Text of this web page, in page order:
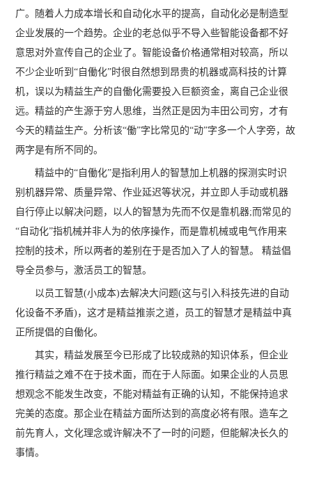
广。随着人力成本增长和自动化水平的提高，自动化必是制造型
企业发展的一个趋势。企业的老总似乎不导入些智能设备都不好
意思对外宣传自己的企业了。智能设备价格通常相对较高，所以
不少企业听到“自働化”时很自然想到昂贵的机器或高科技的计算
机，误以为精益生产的自働化需要投入巨额资金，离自己企业很
远。精益的产生源于穷人思维，当然正是因为丰田公司穷，才有
今天的精益生产。分析该“働”字比常见的“动”字多一个人字旁，故
两字是有所不同的。
精益中的“自働化”是指利用人的智慧加上机器的探测实时识
别机器异常、质量异常、作业延迟等状况，并立即人手动或机器
自行停止以解决问题，以人的智慧为先而不仅是靠机器;而常见的
“自动化”指机械并非人为的依序操作，而是靠机械或电气作用来
控制的技术，所以两者的差别在于是否加入了人的智慧。 精益倡
导全员参与，激活员工的智慧。
以员工智慧(小成本)去解决大问题(这与引入科技先进的自动
化设备不矛盾)，这才是精益推崇之道，员工的智慧才是精益中真
正所提倡的自働化。
其实，精益发展至今已形成了比较成熟的知识体系，但企业
推行精益之难不在于技术面，而在于人际面。如果企业的人员思
想观念不能发生改变，不能对精益有正确的认知，不能保持追求
完美的态度。那企业在精益方面所达到的高度必将有限。造车之
前先育人，文化理念或许解决不了一时的问题，但能解决长久的
事情。